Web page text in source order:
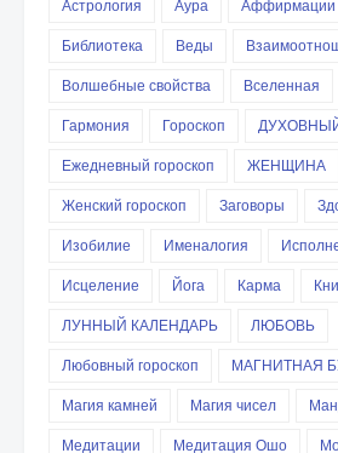
Астрология Аура Аффирмации
Библиотека
Веды
Волшебные свойства
Вселенная
Гармония
Гороскоп
Ежедневный гороскоп
ЖЕНЩИНА
Женский гороскоп
Заговоры
Изобилие
Именалогия
Исцеление
Йога Карма
ЛУННЫЙ КАЛЕНДАРЬ
ЛЮБОВЬ
Любовный гороскоп
МАГНИТНАЯ
Магия камней
Магия чисел
Медитации
Медитация Ошо